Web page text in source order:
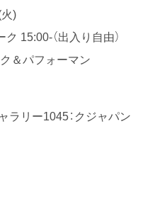
)
15:00-（出入り自由）
＆パフォーマン
ラリー1045：クジャパン